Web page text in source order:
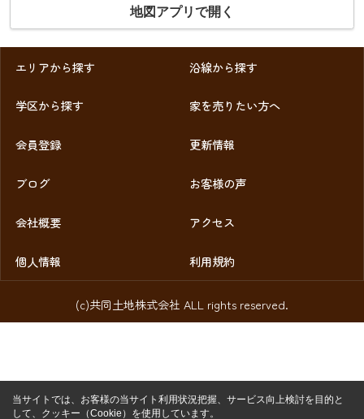
地図アプリで開く
エリアから探す 沿線から探す
学区から探す 家を売りたい方へ
会員登録 更新情報
ブログ お客様の声
会社概要 アクセス
個人情報 利用規約
(c)共同土地株式会社 ALL rights reserved.
当サイトでは、お客様の当サイト利用状況把握、サービス向上検討を目的と
して、クッキー（Cookie）を使用しています。